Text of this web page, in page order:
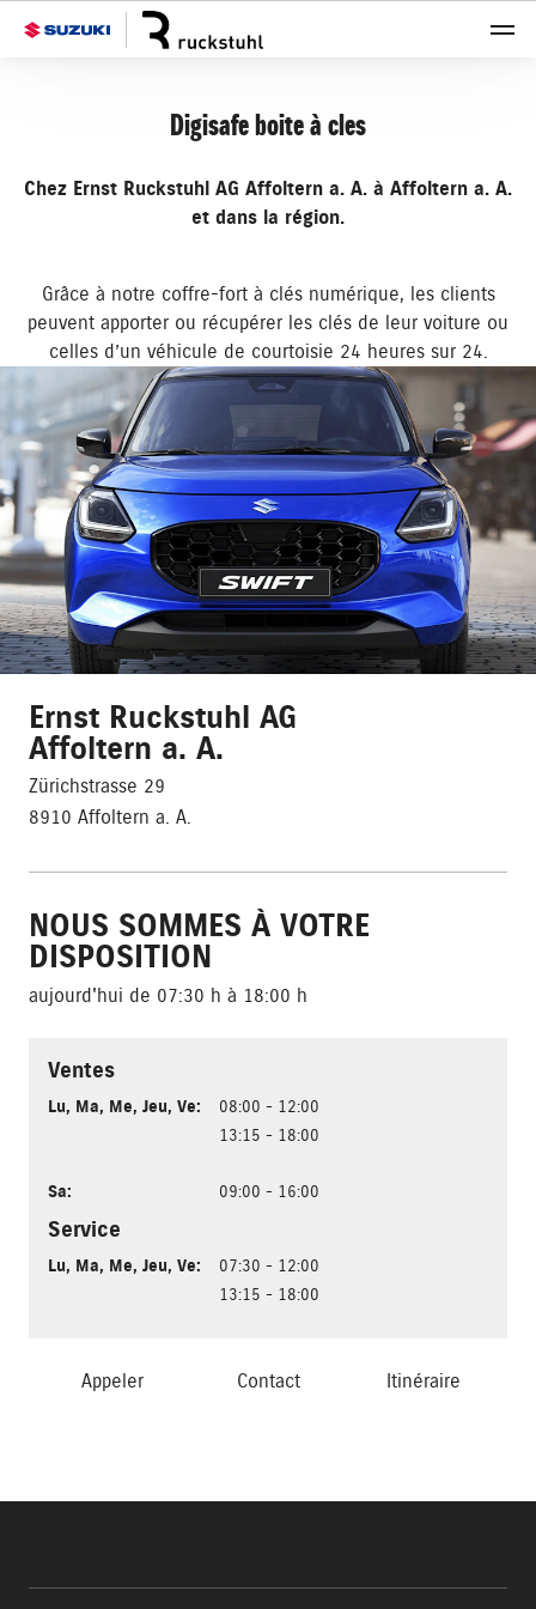
Digisafe boite à cles
Chez Ernst Ruckstuhl AG Affoltern a. A. à Affoltern a. A.
et dans la région.
Grâce à notre coffre-fort à clés numérique, les clients
peuvent apporter ou récupérer les clés de leur voiture ou
celles d’un véhicule de courtoisie 24 heures sur 24.
Ernst Ruckstuhl AG
Affoltern a. A.
Zürichstrasse 29
8910 Affoltern a. A.
NOUS SOMMES À VOTRE
DISPOSITION
aujourd'hui de 07:30 h à 18:00 h
Ventes
Lu, Ma, Me, Jeu, Ve:
08:00 - 12:00
13:15 - 18:00
Sa: 09:00 - 16:00
Service
Lu, Ma, Me, Jeu, Ve:
07:30 - 12:00
13:15 - 18:00
Appeler Contact Itinéraire